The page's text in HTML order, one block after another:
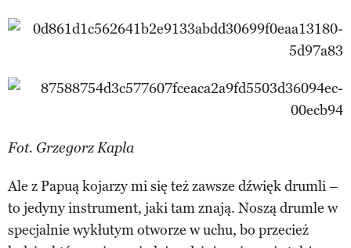
Fot. Grzegorz Kapla
Ale z Papuą kojarzy mi się też zawsze dźwięk drumli –
to jedyny instrument, jaki tam znają. Noszą drumle w
specjalnie wykłutym otworze w uchu, bo przecież